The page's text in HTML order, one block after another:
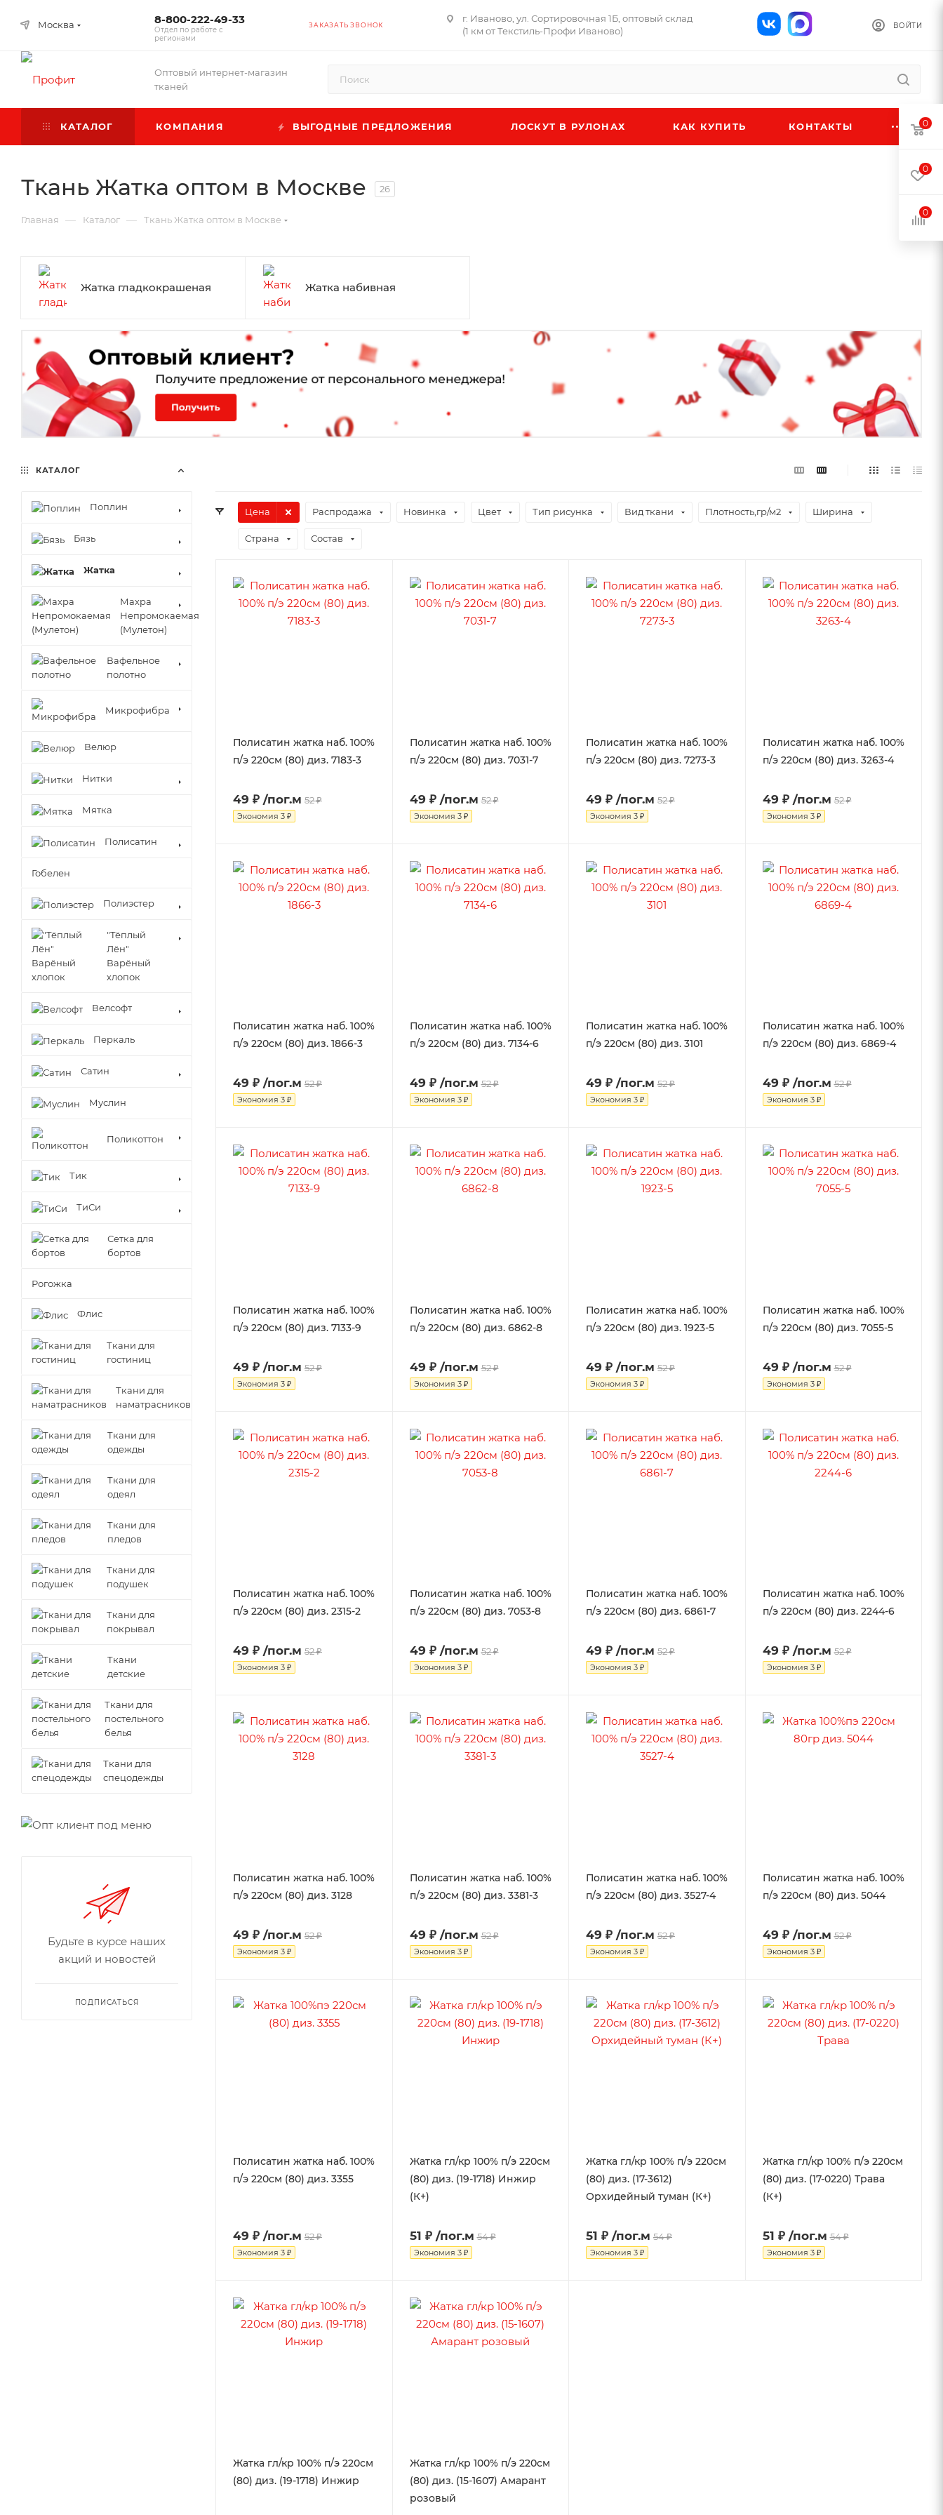
Москва 8-800-222-49-33
Отдел по работе с
регионами
ЗАКАЗАТЬ ЗВОНОК
г. Иваново, ул. Сортировочная 1Б, оптовый склад
(1 км от Текстиль-Профи Иваново)
ВОЙТИ
Оптовый интернет-магазин
тканей
КАТАЛОГ КОМПАНИЯ ВЫГОДНЫЕ ПРЕДЛОЖЕНИЯ ЛОСКУТ В РУЛОНАХ КАК КУПИТЬ КОНТАКТЫ
Ткань Жатка оптом в Москве 26
Главная — Каталог — Ткань Жатка оптом в Москве
Жатка гладкокрашеная Жатка набивная
Цена Распродажа Новинка Цвет Тип рисунка Вид ткани Плотность,гр/м2 Ширина
Страна Состав
Полисатин жатка наб. 100%
п/э 220см (80) диз. 7183-3
49 ₽ /пог.м 52 ₽
Экономия 3 ₽
Полисатин жатка наб. 100%
п/э 220см (80) диз. 7031-7
49 ₽ /пог.м 52 ₽
Экономия 3 ₽
Полисатин жатка наб. 100%
п/э 220см (80) диз. 7273-3
49 ₽ /пог.м 52 ₽
Экономия 3 ₽
Полисатин жатка наб. 100%
п/э 220см (80) диз. 3263-4
49 ₽ /пог.м 52 ₽
Экономия 3 ₽
Полисатин жатка наб. 100%
п/э 220см (80) диз. 1866-3
49 ₽ /пог.м 52 ₽
Экономия 3 ₽
Полисатин жатка наб. 100%
п/э 220см (80) диз. 7134-6
49 ₽ /пог.м 52 ₽
Экономия 3 ₽
Полисатин жатка наб. 100%
п/э 220см (80) диз. 3101
49 ₽ /пог.м 52 ₽
Экономия 3 ₽
Полисатин жатка наб. 100%
п/э 220см (80) диз. 6869-4
49 ₽ /пог.м 52 ₽
Экономия 3 ₽
Полисатин жатка наб. 100%
п/э 220см (80) диз. 7133-9
49 ₽ /пог.м 52 ₽
Экономия 3 ₽
Полисатин жатка наб. 100%
п/э 220см (80) диз. 6862-8
49 ₽ /пог.м 52 ₽
Экономия 3 ₽
Полисатин жатка наб. 100%
п/э 220см (80) диз. 1923-5
49 ₽ /пог.м 52 ₽
Экономия 3 ₽
Полисатин жатка наб. 100%
п/э 220см (80) диз. 7055-5
49 ₽ /пог.м 52 ₽
Экономия 3 ₽
Полисатин жатка наб. 100%
п/э 220см (80) диз. 2315-2
49 ₽ /пог.м 52 ₽
Экономия 3 ₽
Полисатин жатка наб. 100%
п/э 220см (80) диз. 7053-8
49 ₽ /пог.м 52 ₽
Экономия 3 ₽
Полисатин жатка наб. 100%
п/э 220см (80) диз. 6861-7
49 ₽ /пог.м 52 ₽
Экономия 3 ₽
Полисатин жатка наб. 100%
п/э 220см (80) диз. 2244-6
49 ₽ /пог.м 52 ₽
Экономия 3 ₽
Полисатин жатка наб. 100%
п/э 220см (80) диз. 3128
49 ₽ /пог.м 52 ₽
Экономия 3 ₽
Полисатин жатка наб. 100%
п/э 220см (80) диз. 3381-3
49 ₽ /пог.м 52 ₽
Экономия 3 ₽
Полисатин жатка наб. 100%
п/э 220см (80) диз. 3527-4
49 ₽ /пог.м 52 ₽
Экономия 3 ₽
Полисатин жатка наб. 100%
п/э 220см (80) диз. 5044
49 ₽ /пог.м 52 ₽
Экономия 3 ₽
Полисатин жатка наб. 100%
п/э 220см (80) диз. 3355
49 ₽ /пог.м 52 ₽
Экономия 3 ₽
Жатка гл/кр 100% п/э 220см
(80) диз. (19-1718) Инжир
(К+)
51 ₽ /пог.м 54 ₽
Экономия 3 ₽
Жатка гл/кр 100% п/э 220см
(80) диз. (17-3612)
Орхидейный туман (К+)
51 ₽ /пог.м 54 ₽
Экономия 3 ₽
Жатка гл/кр 100% п/э 220см
(80) диз. (17-0220) Трава
(К+)
51 ₽ /пог.м 54 ₽
Экономия 3 ₽
Жатка гл/кр 100% п/э 220см
(80) диз. (19-1718) Инжир
Жатка гл/кр 100% п/э 220см
(80) диз. (15-1607) Амарант
розовый
КАТАЛОГ
Поплин
Бязь
Жатка
Махра
Непромокаемая
(Мулетон)
Вафельное
полотно
Микрофибра
Велюр
Нитки
Мятка
Полисатин
Гобелен
Полиэстер
"Тёплый
Лён"
Варёный
хлопок
Велсофт
Перкаль
Сатин
Муслин
Поликоттон
Тик
ТиСи
Сетка для
бортов
Рогожка
Флис
Ткани для
гостиниц
Ткани для
наматрасников
Ткани для
одежды
Ткани для
одеял
Ткани для
пледов
Ткани для
подушек
Ткани для
покрывал
Ткани
детские
Ткани для
постельного
белья
Ткани для
спецодежды
Будьте в курсе наших
акций и новостей
ПОДПИСАТЬСЯ
0
0
0